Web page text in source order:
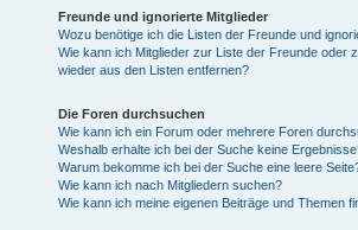
Freunde und ignorierte Mitglieder
Wozu benötige ich die Listen der Freunde und
Wie kann ich Mitglieder zur Liste der Freunde oder
wieder aus den Listen entfernen?
Die Foren durchsuchen
Wie kann ich ein Forum oder mehrere Foren
Weshalb erhalte ich bei der Suche keine
Warum bekomme ich bei der Suche eine leere
Wie kann ich nach Mitgliedern suchen?
Wie kann ich meine eigenen Beiträge und Themen